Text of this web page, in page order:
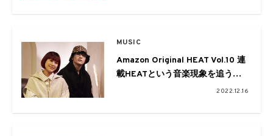
MUSIC
Amazon Original HEAT Vol.10 連
載HEATという音楽現象を追う：
2022.12.16